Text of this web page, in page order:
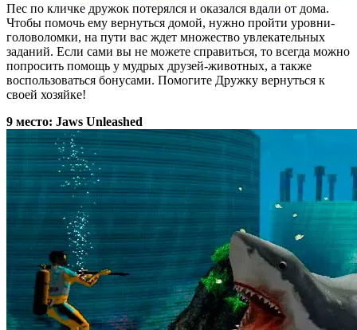
Пес по кличке дружок потерялся и оказался вдали от дома.
Чтобы помочь ему вернуться домой, нужно пройти уровни-
головоломки, на пути вас ждет множество увлекательных
заданий. Если сами вы не можете справиться, то всегда можно
попросить помощь у мудрых друзей-животных, а также
воспользоваться бонусами. Помогите Дружку вернуться к
своей хозяйке!
9 место: Jaws Unleashed